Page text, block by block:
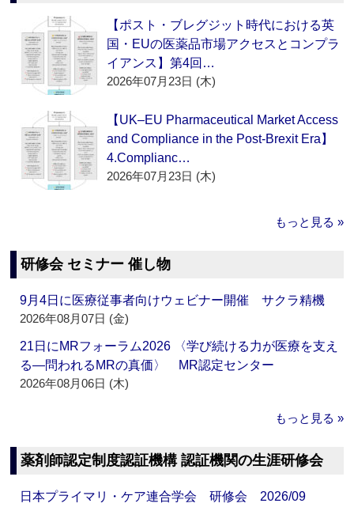
【ポスト・ブレグジット時代における英
国・EUの医薬品市場アクセスとコンプラ
イアンス】第4回…
2026年07月23日 (木)
【UK–EU Pharmaceutical Market Access
and Compliance in the Post-Brexit Era】
4.Complianc…
2026年07月23日 (木)
もっと見る »
研修会 セミナー 催し物
9月4日に医療従事者向けウェビナー開催 サクラ精機
2026年08月07日 (金)
21日にMRフォーラム2026 〈学び続ける力が医療を支え
る―問われるMRの真価〉 MR認定センター
2026年08月06日 (木)
もっと見る »
薬剤師認定制度認証機構 認証機関の生涯研修会
日本プライマリ・ケア連合学会 研修会 2026/09